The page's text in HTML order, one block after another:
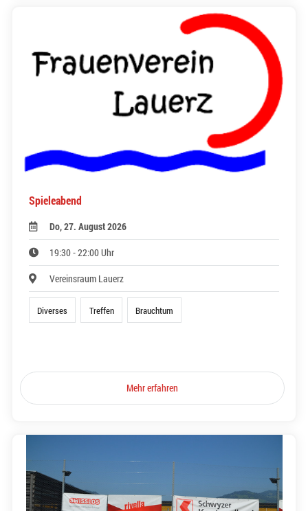
Spieleabend
Do, 27. August 2026
19:30 - 22:00 Uhr
Vereinsraum Lauerz
Diverses Treffen Brauchtum
Mehr erfahren